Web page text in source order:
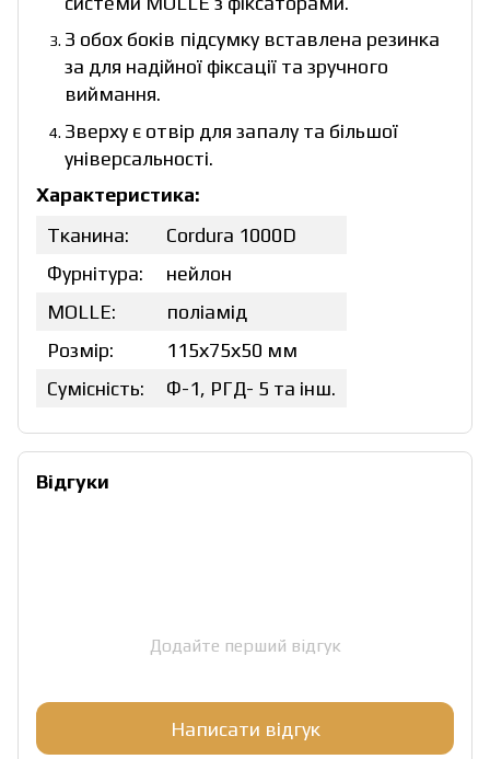
З обох боків підсумку вставлена резинка
за для надійної фіксації та зручного
виймання.
Зверху є отвір для запалу та більшої
універсальності.
Характеристика:
Тканина:
Cordura 1000D
Фурнітура:
нейлон
MOLLE:
поліамід
Розмір:
115х75х50 мм
Сумісність:
Ф-1, РГД- 5 та інш.
Відгуки
Додайте перший відгук
Написати відгук